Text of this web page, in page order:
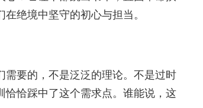
绝境中坚守的初心与担当。
需要的，不是泛泛的理论。不是过时
恰恰踩中了这个需求点。谁能说，这